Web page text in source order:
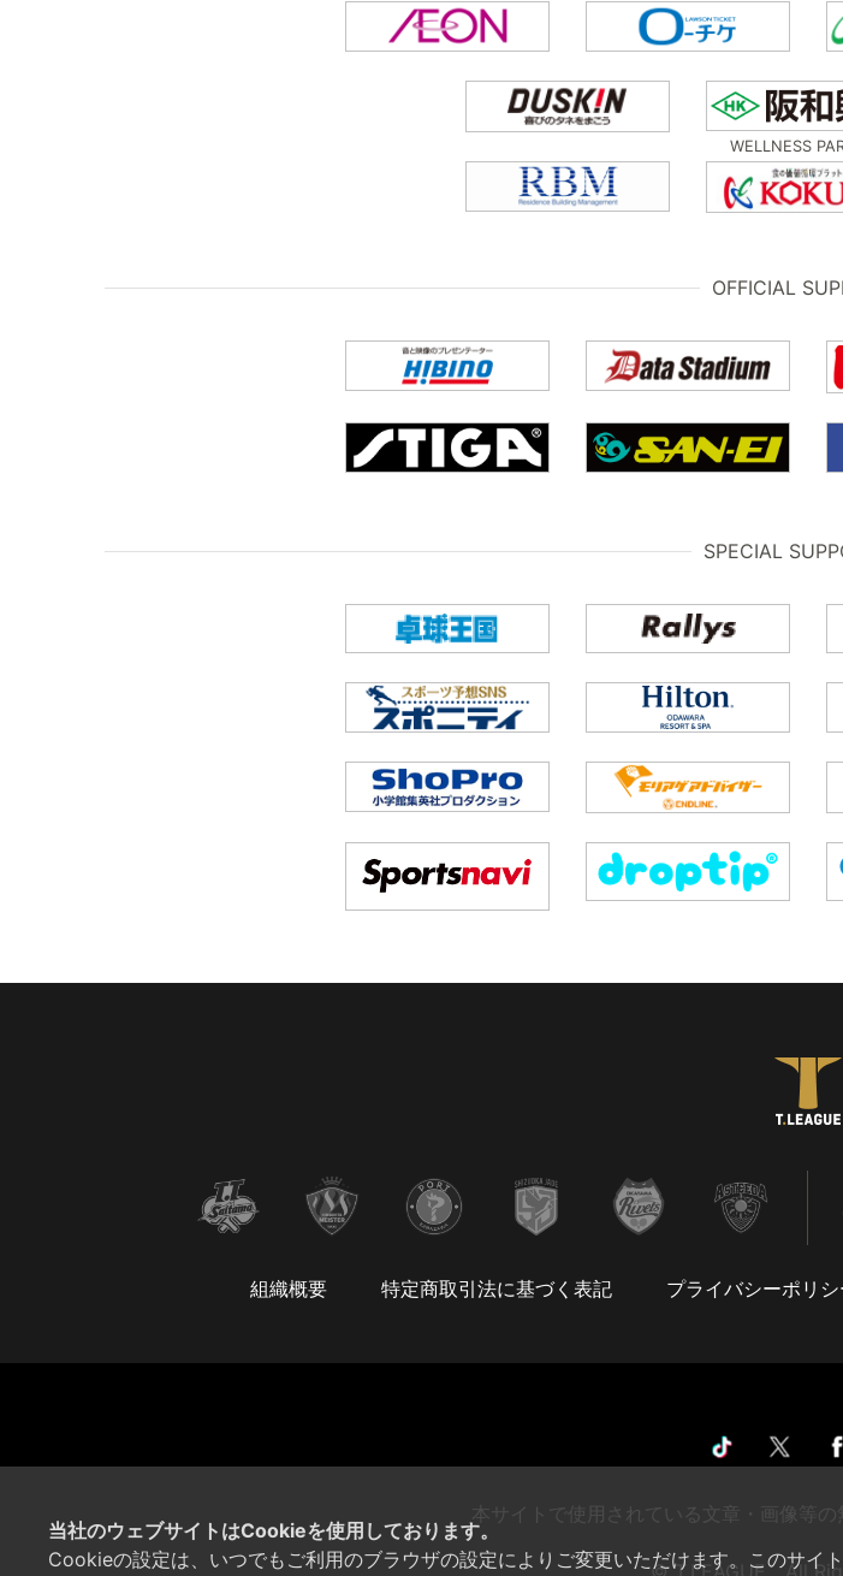
WELLNESS
OFFICIAL
SPECIAL
組織概要 特定商取引法に基づく表記 プライバシーポリシ
本サイトで使用されている文章・画像等
当社のウェブサイトはCookieを使用しております。
Cookieの設定は、いつでもご利用のブラウザの設定によりご変更いただけます。このサイ